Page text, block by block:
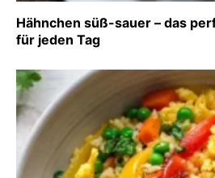
Hähnchen süß-sauer – das
für jeden Tag